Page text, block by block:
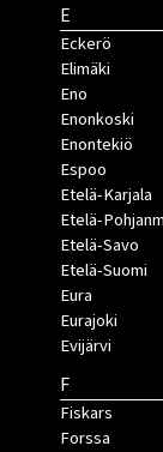
E
Eckerö
Elimäki
Eno
Enonkoski
Enontekiö
Espoo
Etelä-Karjala
Etelä-
Etelä-Savo
Etelä-Suomi
Eura
Eurajoki
Evijärvi
F
Fiskars
Forssa